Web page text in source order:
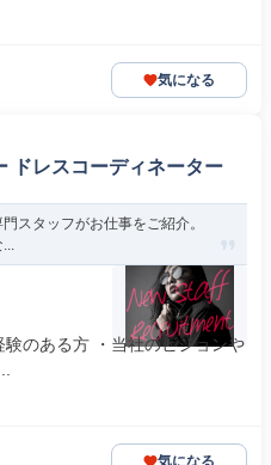
気になる
ドレスコーディネーター
スタッフがお仕事をご紹介。
...
のある方 ・当社のビジョンや
気になる